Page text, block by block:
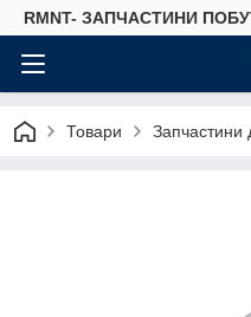
RMNT- ЗАПЧАСТИНИ
Товари Запчастини